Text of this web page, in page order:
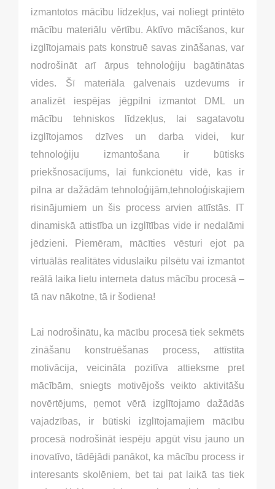
izmantotos mācību līdzekļus, vai noliegt printēto
mācību materiālu vērtību. Aktīvo mācīšanos, kur
izglītojamais pats konstruē savas zināšanas, var
nodrošināt arī ārpus tehnoloģiju bagātinātas
vides. Šī materiāla galvenais uzdevums ir
analizēt iespējas jēgpilni izmantot DML un
mācību tehniskos līdzekļus, lai sagatavotu
izglītojamos dzīves un darba videi, kur
tehnoloģiju izmantošana ir būtisks
priekšnosacījums, lai funkcionētu vidē, kas ir
pilna ar dažādām tehnoloģijām,tehnoloģiskajiem
risinājumiem un šis process arvien attīstās. IT
dinamiskā attistība un izglītības vide ir nedalāmi
jēdzieni. Piemēram, mācīties vēsturi ejot pa
virtuālās realitātes viduslaiku pilsētu vai izmantot
reālā laika lietu interneta datus mācību procesā –
tā nav nākotne, tā ir šodiena!
Lai nodrošinātu, ka mācību procesā tiek sekmēts
zināšanu konstruēšanas process, attīstīta
motivācija, veicināta pozitīva attieksme pret
mācībām, sniegts motivējošs veikto aktivitāšu
novērtējums, ņemot vērā izglītojamo dažādās
vajadzības, ir būtiski izglītojamajiem mācību
procesā nodrošināt iespēju apgūt visu jauno un
inovatīvo, tādējādi panākot, ka mācību process ir
interesants skolēniem, bet tai pat laikā tas tiek